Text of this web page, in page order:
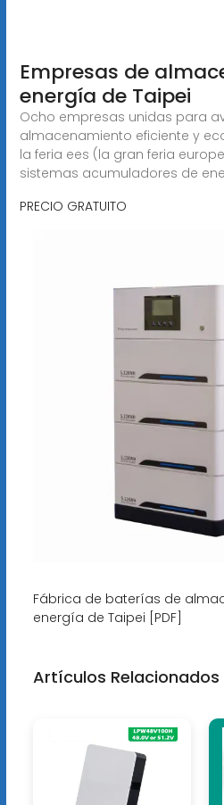
Empresas de
energía de Taipei
Ocho empresas unidas para
almacenamiento eficiente y
la feria ees (la gran feria
sistemas acumuladores de
PRECIO GRATUITO
Fábrica de baterías de
energía de Taipei [PDF]
Artículos Relacionados